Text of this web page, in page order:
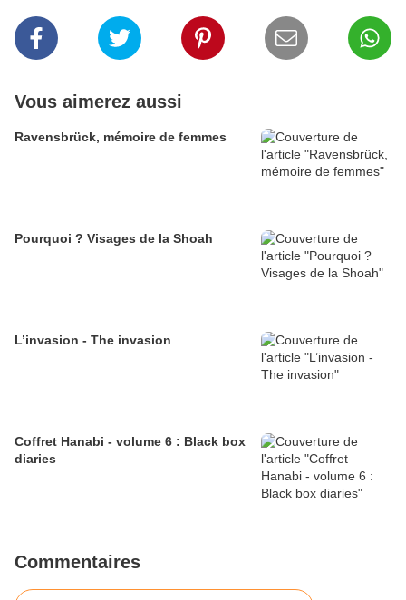
Vous aimerez aussi
Ravensbrück, mémoire de femmes
Pourquoi ? Visages de la Shoah
L’invasion - The invasion
Coffret Hanabi - volume 6 : Black box
diaries
Commentaires